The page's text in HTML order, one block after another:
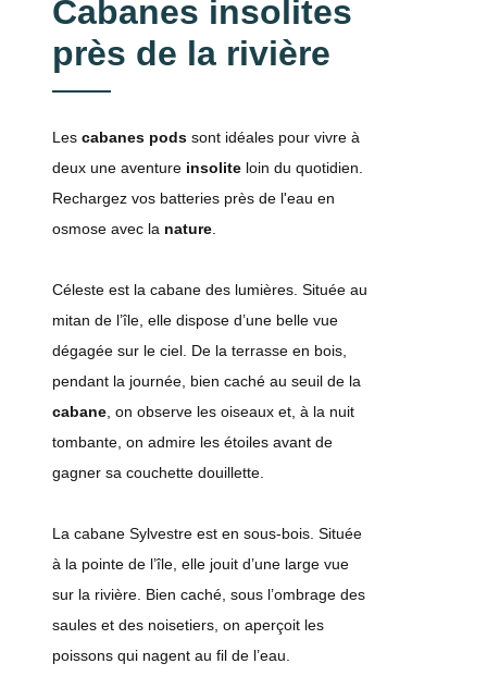
Cabanes insolites
près de la rivière
Lescabanes pods sont idéales pour vivre à
deux une aventure insolite loin du quotidien.
Rechargez vos batteries près de l'eau en
osmose avec la nature
Céleste est la cabane des lumières. Située au
mitan de l’île, elle dispose d’une belle vue
dégagée sur le ciel. De la terrasse en bois,
pendant la journée, bien caché au seuil de la
cabane , on observe les oiseaux et, à la nuit
tombante, on admire les étoiles avant de
gagner sa couchette douillette.
La cabane Sylvestre est en sous-bois. Située
à la pointe de l’île, elle jouit d’une large vue
sur la rivière. Bien caché, sous l’ombrage des
saules et des noisetiers, on aperçoit les
poissons qui nagent au fil de l’eau.